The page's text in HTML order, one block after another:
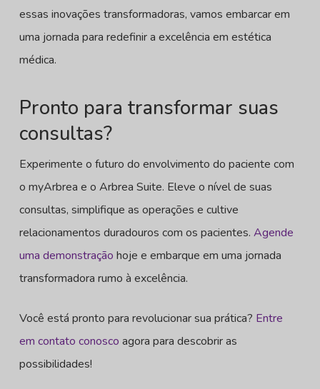
essas inovações transformadoras, vamos embarcar em
uma jornada para redefinir a excelência em estética
médica.
Pronto para transformar suas
consultas?
Experimente o futuro do envolvimento do paciente com
o myArbrea e o Arbrea Suite. Eleve o nível de suas
consultas, simplifique as operações e cultive
relacionamentos duradouros com os pacientes. Agende
uma demonstração hoje e embarque em uma jornada
transformadora rumo à excelência.
Você está pronto para revolucionar sua prática? Entre
em contato conosco agora para descobrir as
possibilidades!